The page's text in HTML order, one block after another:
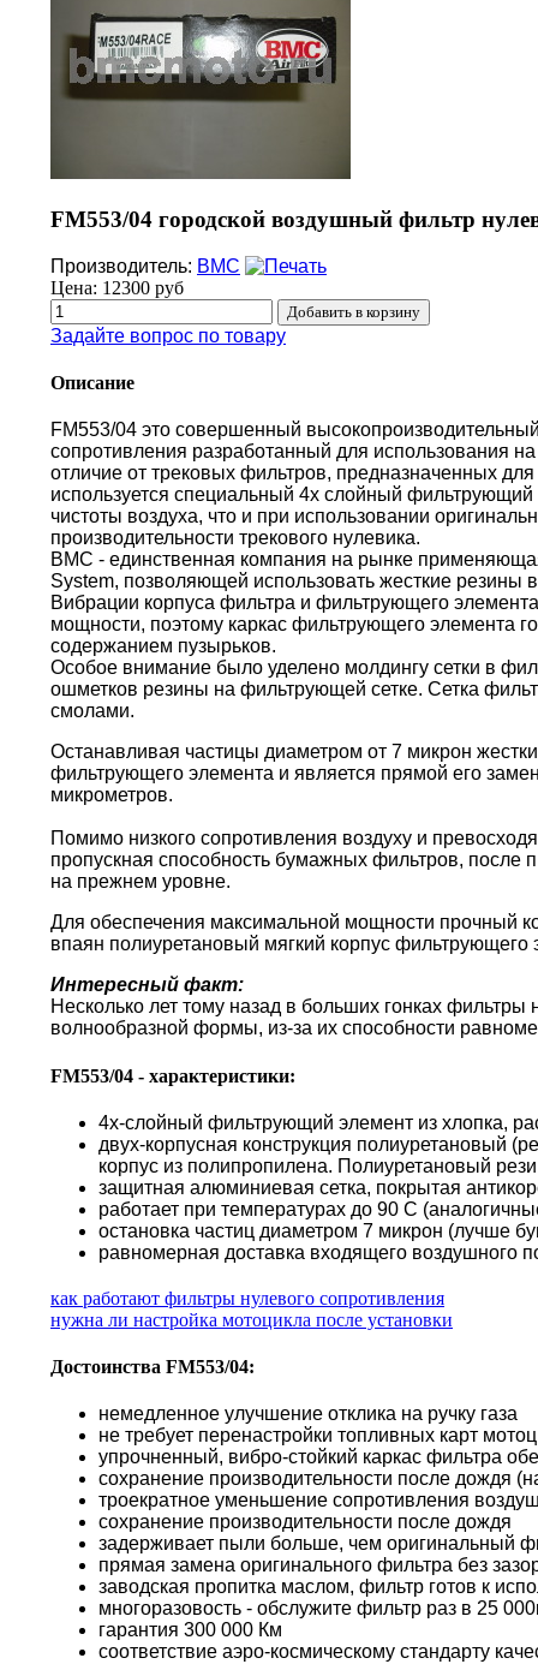
FM553/04 городской воздушный фильтр
Производитель: BMC
Цена: 12300 руб
Задайте вопрос по товару
Описание
FM553/04 это совершенный
сопротивления разработанный для использования
отличие от трековых фильтров, предназначенных
используется специальный 4х слойный
чистоты воздуха, что и при использовании
производительности трекового нулевика.
BMC - единственная компания на рынке
System, позволяющей использовать жесткие резины
Вибрации корпуса фильтра и фильтрующего
мощности, поэтому каркас фильтрующего элемента
содержанием пузырьков.
Особое внимание было уделено молдингу сетки в
ошметков резины на фильтрующей сетке. Сетка
смолами.
Останавливая частицы диаметром от 7 микрон
фильтрующего элемента и является прямой его
микрометров.
Помимо низкого сопротивления воздуху и
пропускная способность бумажных фильтров, после
на прежнем уровне.
Для обеспечения максимальной мощности прочный
впаян полиуретановый мягкий корпус
Интересный факт:
Несколько лет тому назад в больших гонках
волнообразной формы, из-за их способности
FM553/04 - характеристики:
4х-слойный фильтрующий элемент из хлопка,
двух-корпусная конструкция полиуретановый
корпус из полипропилена. Полиуретановый
защитная алюминиевая сетка, покрытая
работает при температурах до 90 С
остановка частиц диаметром 7 микрон (лучше
равномерная доставка входящего воздушного
как работают фильтры нулевого сопротивления
нужна ли настройка мотоцикла после установки
Достоинства FM553/04:
немедленное улучшение отклика на ручку газа
не требует перенастройки топливных карт
упрочненный, вибро-стойкий каркас фильтра
сохранение производительности после дождя
троекратное уменьшение сопротивления
сохранение производительности после дождя
задерживает пыли больше, чем оригинальный
прямая замена оригинального фильтра без
заводская пропитка маслом, фильтр готов к
многоразовость - обслужите фильтр раз в 25
гарантия 300 000 Км
соответствие аэро-космическому стандарту